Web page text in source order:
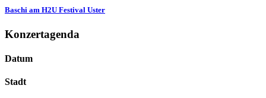
Baschi am H2U Festival Uster
Konzertagenda
Datum
Stadt